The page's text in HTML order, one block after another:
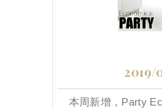
2019/
本周新增，Party